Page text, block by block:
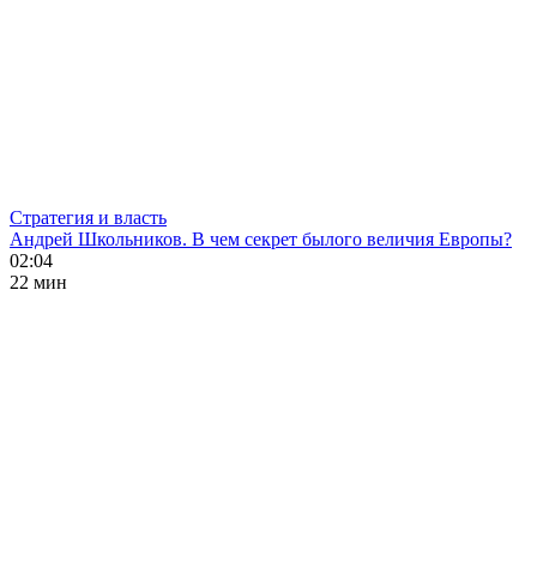
Стратегия и власть
Андрей Школьников. В чем секрет былого величия Европы?
02:04
22 мин